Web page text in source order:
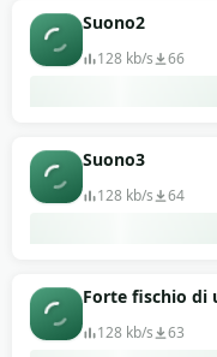
Suono2
128 kb/s 66
Suono3
128 kb/s 64
Forte fischio di
128 kb/s 63